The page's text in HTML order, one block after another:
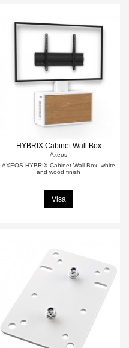
HYBRIX Cabinet Wall Box
Axeos
AXEOS HYBRIX Cabinet Wall Box, white
and wood finish
Visa